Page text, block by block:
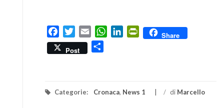
FacebookTwitterEmail WhatsApp
LinkedInPrintFriendly
Share
Post
Categorie: Cronaca, News 1 / di Marcello